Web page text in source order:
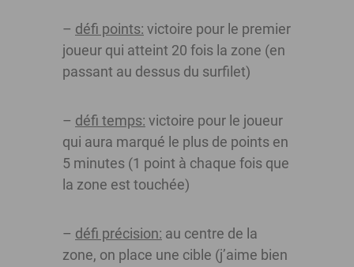
– défi points: victoire pour le premier
joueur qui atteint 20 fois la zone (en
passant au dessus du surfilet)
– défi temps: victoire pour le joueur
qui aura marqué le plus de points en
5 minutes (1 point à chaque fois que
la zone est touchée)
– défi précision: au centre de la
zone, on place une cible (j’aime bien